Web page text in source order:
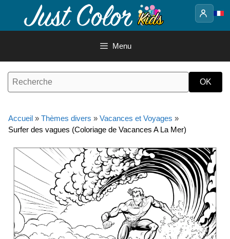
contenu
Menu
Accueil » Thèmes divers » Vacances et Voyages »
Surfer des vagues (Coloriage de Vacances A La Mer)